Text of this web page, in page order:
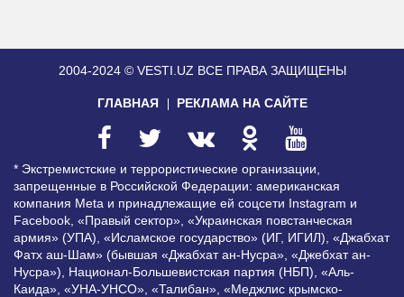
2004-2024 © VESTI.UZ ВСЕ ПРАВА ЗАЩИЩЕНЫ
ГЛАВНАЯ РЕКЛАМА НА САЙТЕ
* Экстремистские и террористические организации,
запрещенные в Российской Федерации: американская
компания Meta и принадлежащие ей соцсети Instagram и
Facebook, «Правый сектор», «Украинская повстанческая
армия» (УПА), «Исламское государство» (ИГ, ИГИЛ), «Джабхат
Фатх аш-Шам» (бывшая «Джабхат ан-Нусра», «Джебхат ан-
Нусра»), Национал-Большевистская партия (НБП), «Аль-
Каида», «УНА-УНСО», «Талибан», «Меджлис крымско-